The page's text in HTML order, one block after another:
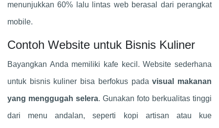
menunjukkan 60% lalu lintas web berasal dari perangkat
mobile.
Contoh Website untuk Bisnis Kuliner
Bayangkan Anda memiliki kafe kecil. Website sederhana
untuk bisnis kuliner bisa berfokus padavisual makanan
yang menggugah selera. Gunakan foto berkualitas tinggi
dari menu andalan, seperti kopi artisan atau kue